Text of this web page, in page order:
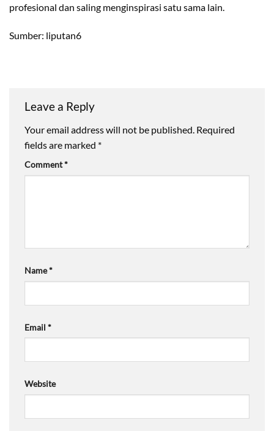
profesional dan saling menginspirasi satu sama lain.
Sumber: liputan6
Leave a Reply
Your email address will not be published. Required
fields are marked *
Comment*
Name*
Email *
Website